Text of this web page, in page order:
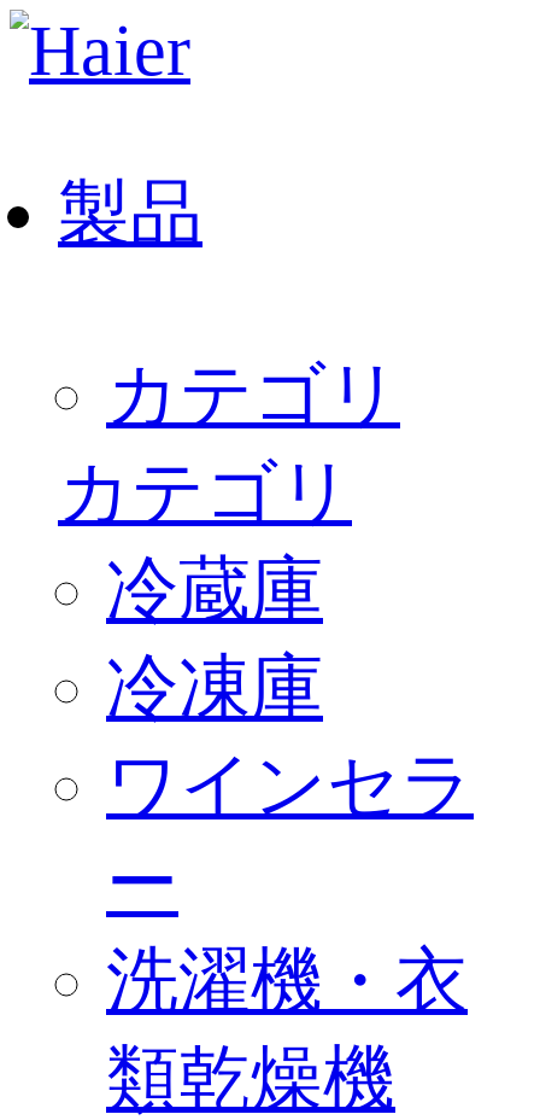
製品
カテゴリ
カテゴリ
冷蔵庫
冷凍庫
ワインセラ
ー
洗濯機・衣
類乾燥機